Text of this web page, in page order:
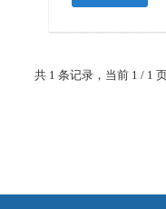
共 1 条记录，当前 1 / 1